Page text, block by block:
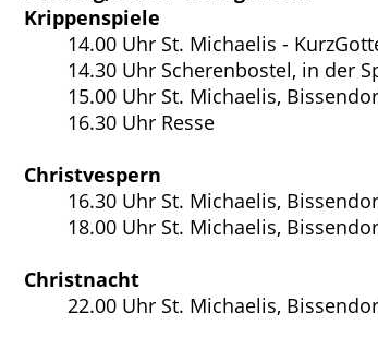
Krippenspiele
14.00 Uhr St. Michaelis -
14.30 Uhr Scherenbostel, in der
15.00 Uhr St. Michaelis,
16.30 Uhr Resse
Christvespern
16.30 Uhr St. Michaelis,
18.00 Uhr St. Michaelis,
Christnacht
22.00 Uhr St. Michaelis,